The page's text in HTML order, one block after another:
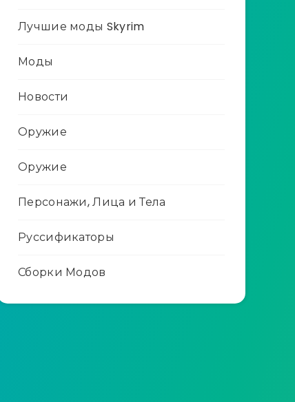
Лучшие моды Skyrim
Моды
Новости
Оружие
Оружие
Персонажи, Лица и Тела
Руссификаторы
Сборки Модов